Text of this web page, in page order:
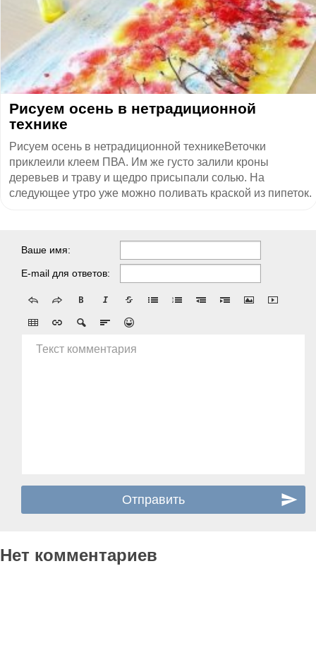
Рисуем осень в нетрадиционной
технике
Рисуем осень в нетрадиционной техникеВеточки
приклеили клеем ПВА. Им же густо залили кроны
деревьев и траву и щедро присыпали солью. На
следующее утро уже можно поливать краской из пипеток.
Ваше имя:
E-mail для ответов:
Текст комментария
Нет комментариев